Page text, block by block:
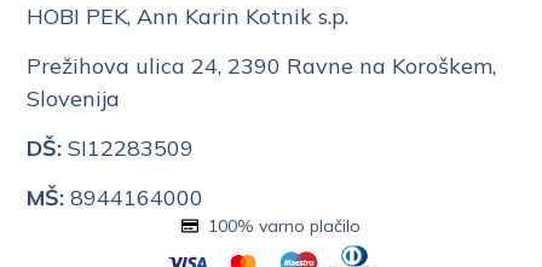
HOBI PEK, Ann Karin Kotnik s.p.
Prežihova ulica 24, 2390 Ravne na Koroškem,
Slovenija
DŠ: SI12283509
MŠ: 8944164000
100% varno plačilo